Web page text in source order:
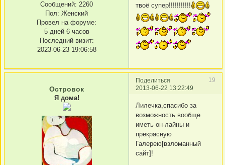
Сообщений: 2260
Пол: Женский
Провел на форуме:
5 дней 6 часов
Последний визит:
2023-06-23 19:06:58
твоё супер!!!!!!!!!!!
Поделиться
19
2013-06-22 13:22:49
Островок
Я дома!
Лилечка,спасибо за
возможность вообще
иметь он-лайны и
прекрасную
Галерею[взломанный
сайт]!